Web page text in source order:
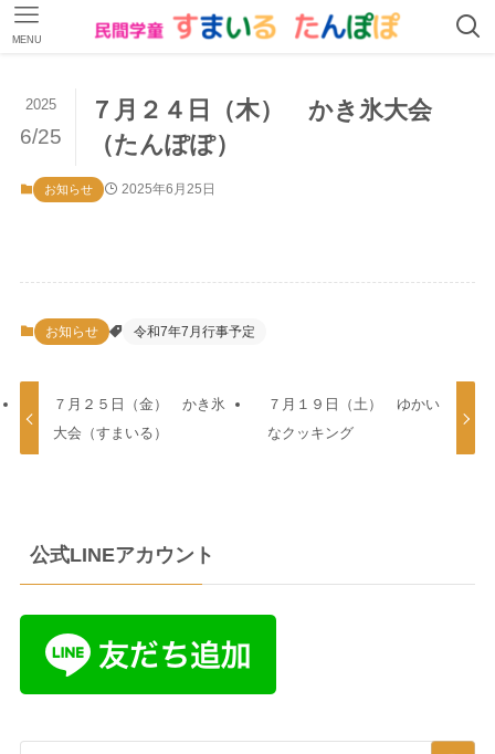
MENU
７月２４日（木） かき氷大会
（たんぽぽ）
2025
6/25
お知らせ 2025年6月25日
お知らせ 令和7年7月行事予定
７月２５日（金） かき氷
大会（すまいる）
７月１９日（土） ゆかい
なクッキング
公式LINEアカウント